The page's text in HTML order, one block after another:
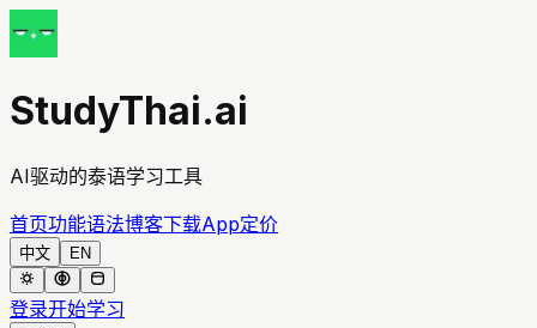
StudyThai.ai
AI驱动的泰语学习工具
首页功能语法博客下载App定价
中文 EN
登录开始学习